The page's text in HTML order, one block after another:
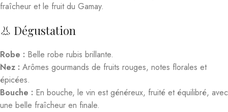
fraîcheur et le fruit du Gamay.
👃 Dégustation
Robe : Belle robe rubis brillante.
Nez : Arômes gourmands de fruits rouges, notes florales et
épicées.
Bouche : En bouche, le vin est généreux, fruité et équilibré, avec
une belle fraîcheur en finale.